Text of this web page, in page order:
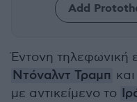
Add
Έντονη τηλεφωνική
Ντόναλντ Τραμπ
με αντικείμενο το